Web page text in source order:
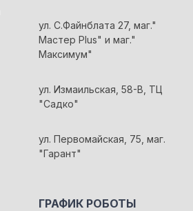
ул. С.Файнблата 27, маг."
Мастер Plus" и маг."
Максимум"
ул. Измаильская, 58-В, ТЦ
"Садко"
ул. Первомайская, 75, маг.
"Гарант"
ГРАФИК РОБОТЫ